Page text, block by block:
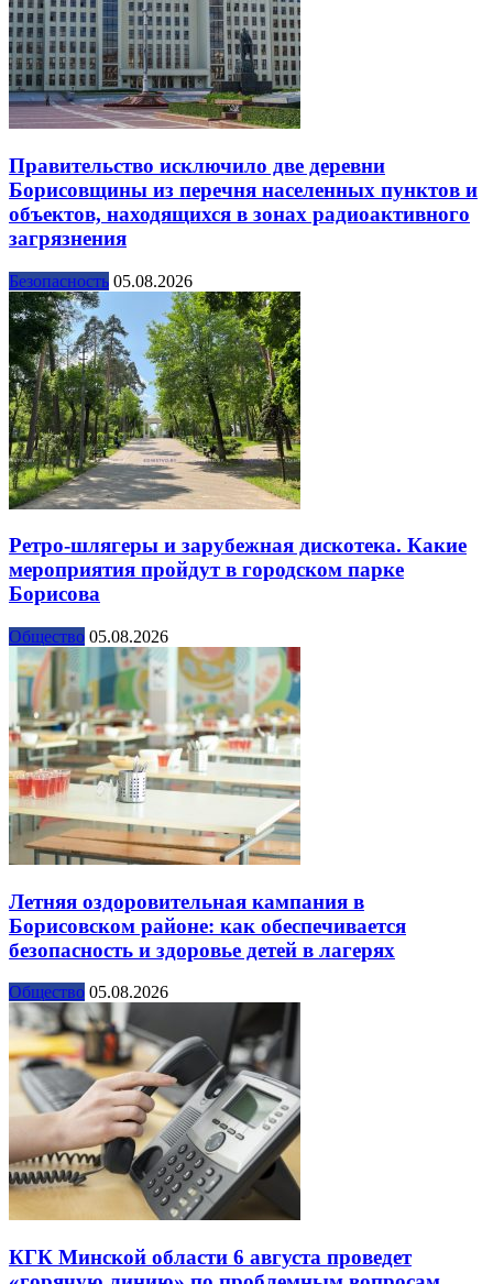
Правительство исключило две деревни
Борисовщины из перечня населенных пунктов и
объектов, находящихся в зонах радиоактивного
загрязнения
Безопасность 05.08.2026
Ретро-шлягеры и зарубежная дискотека. Какие
мероприятия пройдут в городском парке
Борисова
Общество 05.08.2026
Летняя оздоровительная кампания в
Борисовском районе: как обеспечивается
безопасность и здоровье детей в лагерях
Общество 05.08.2026
КГК Минской области 6 августа проведет